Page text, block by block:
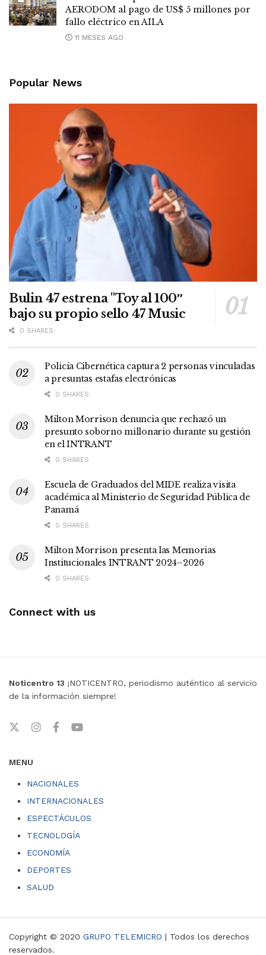
AERODOM al pago de US$ 5 millones por
fallo eléctrico en AILA
11 MESES AGO
Popular News
Bulin 47 estrena "Toy al 100″
bajo su propio sello 47 Music
0 SHARES
Policía Cibernética captura 2 personas vinculadas
a presuntas estafas electrónicas
0 SHARES
Milton Morrison denuncia que rechazó un
presunto soborno millonario durante su gestión
en el INTRANT
0 SHARES
Escuela de Graduados del MIDE realiza visita
académica al Ministerio de Seguridad Pública de
Panamá
0 SHARES
Milton Morrison presenta las Memorias
Institucionales INTRANT 2024–2026
0 SHARES
Connect with us
Noticentro 13 ¡NOTICENTRO, periodismo auténtico al servicio
de la información siempre!
MENU
NACIONALES
INTERNACIONALES
ESPECTÁCULOS
TECNOLOGÍA
ECONOMÍA
DEPORTES
SALUD
Copyright © 2020 GRUPO TELEMICRO | Todos los derechos
reservados.